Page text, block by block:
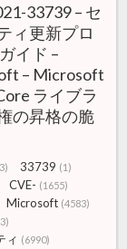
33739 – セ
ィ更新プロ
イド –
– Microsoft
ライブラ
の昇格の脆
33739 (1)
CVE- (1655)
Microsoft (4583)
ィ (6990)